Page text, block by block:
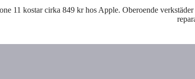
11 kostar cirka 849 kr hos Apple. Oberoende